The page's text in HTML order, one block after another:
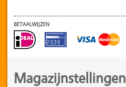
BETAALWIJZEN
Magazijnstellingen